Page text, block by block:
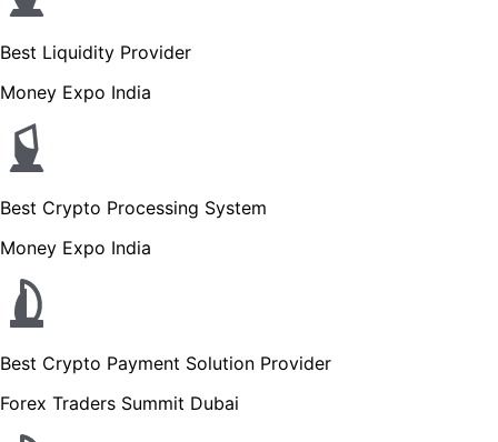
Best Liquidity Provider
Money Expo India
Best Crypto Processing System
Money Expo India
Best Crypto Payment Solution Provider
Forex Traders Summit Dubai